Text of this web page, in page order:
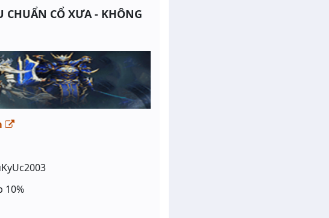
CHUẨN CỔ XƯA - KHÔNG
10%